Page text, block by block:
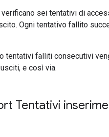
sei tentativi di
Ogni tentativo fallito
tentativi falliti consecutivi
e così via.
Tentativi